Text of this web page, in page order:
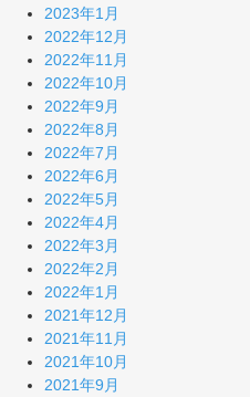
2023年1月
2022年12月
2022年11月
2022年10月
2022年9月
2022年8月
2022年7月
2022年6月
2022年5月
2022年4月
2022年3月
2022年2月
2022年1月
2021年12月
2021年11月
2021年10月
2021年9月